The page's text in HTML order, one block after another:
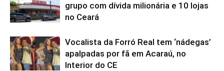
grupo com dívida milionária e 10 lojas
no Ceará
Vocalista da Forró Real tem ‘nádegas’
apalpadas por fã em Acaraú, no
Interior do CE